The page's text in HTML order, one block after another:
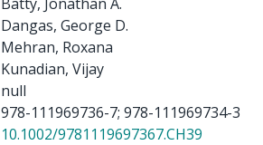
Dangas, George D.
Mehran, Roxana
Kunadian, Vijay
null
978-111969736-7; 978-111969734-3
10.1002/9781119697367.CH39